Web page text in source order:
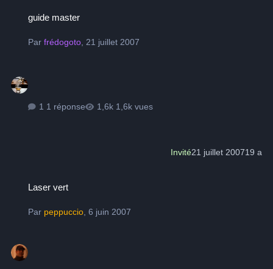
guide master
Parfrédogoto 21 juillet 2007
1 réponse 1,6k vues
Invité21 juillet 200719 a
Laser vert
Par peppuccio ,6 juin 2007